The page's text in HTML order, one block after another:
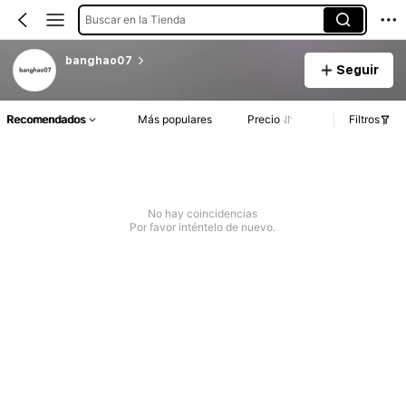
Buscar en la Tienda
banghao07
Seguir
Recomendados Más populares Precio Filtros
No hay coincidencias
Por favor inténtelo de nuevo.